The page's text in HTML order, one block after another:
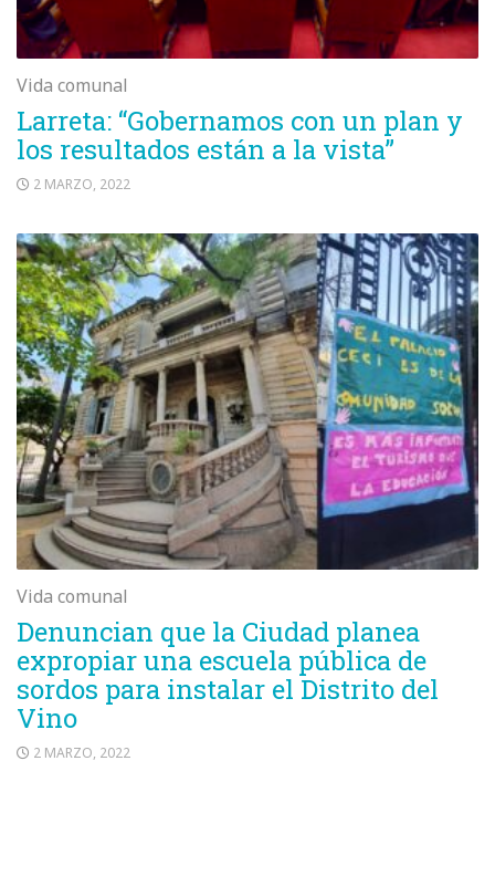
Vida comunal
Larreta: “Gobernamos con un plan y
los resultados están a la vista”
2 MARZO, 2022
Vida comunal
Denuncian que la Ciudad planea
expropiar una escuela pública de
sordos para instalar el Distrito del
Vino
2 MARZO, 2022